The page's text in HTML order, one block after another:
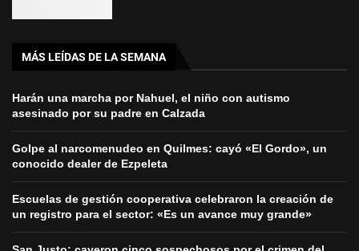
MÁS LEÍDAS DE LA SEMANA
Harán una marcha por Nahuel, el niño con autismo
asesinado por su padre en Calzada
Golpe al narcomenudeo en Quilmes: cayó «El Gordo», un
conocido dealer de Ezpeleta
Escuelas de gestión cooperativa celebraron la creación de
un registro para el sector: «Es un avance muy grande»